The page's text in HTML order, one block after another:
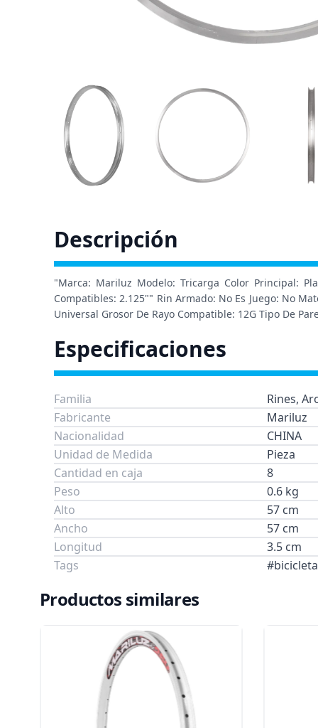
Descripción
"Marca: Mariluz Modelo: Tricarga Color Principal:
Compatibles: 2.125"" Rin Armado: No Es Juego: No
Universal Grosor De Rayo Compatible: 12G Tipo De
Especificaciones
Familia
Rines,
Fabricante
Mariluz
Nacionalidad
CHINA
Unidad de Medida
Pieza
Cantidad en caja
8
Peso
0.6 kg
Alto
57 cm
Ancho
57 cm
Longitud
3.5 cm
Tags
Productos similares